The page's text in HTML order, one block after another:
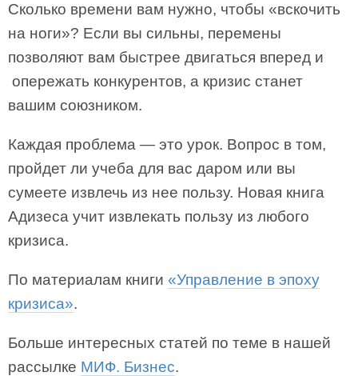
Сколько времени вам нужно, чтобы «вскочить
на ноги»? Если вы сильны, перемены
позволяют вам быстрее двигаться вперед и
опережать конкурентов, а кризис станет
вашим союзником.
Каждая проблема — это урок. Вопрос в том,
пройдет ли учеба для вас даром или вы
сумеете извлечь из нее пользу. Новая книга
Адизеса учит извлекать пользу из любого
кризиса.
По материалам книги «Управление в эпоху
кризиса».
Больше интересных статей по теме в нашей
рассылке МИФ. Бизнес.